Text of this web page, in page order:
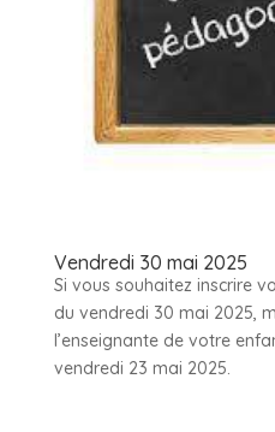
Vendredi 30 mai 2025
Si vous souhaitez inscrire
du vendredi 30 mai 2025,
l’enseignante de votre
vendredi 23 mai 2025.